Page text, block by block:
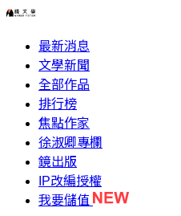
最新消息
文學新聞
全部作品
排行榜
焦點作家
徐淑卿專欄
鏡出版
IP改編授權
我要儲值